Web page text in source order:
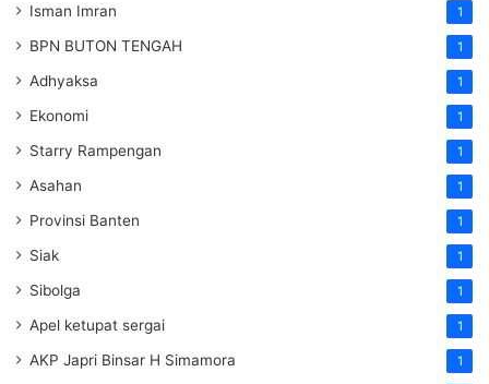
Isman Imran 1
BPN BUTON TENGAH 1
Adhyaksa 1
Ekonomi 1
Starry Rampengan 1
Asahan 1
Provinsi Banten 1
Siak 1
Sibolga 1
Apel ketupat sergai 1
AKP Japri Binsar H Simamora 1